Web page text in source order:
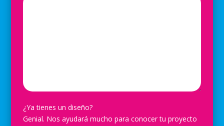
¿Ya tienes un diseño?
Genial. Nos ayudará mucho para conocer tu proyecto